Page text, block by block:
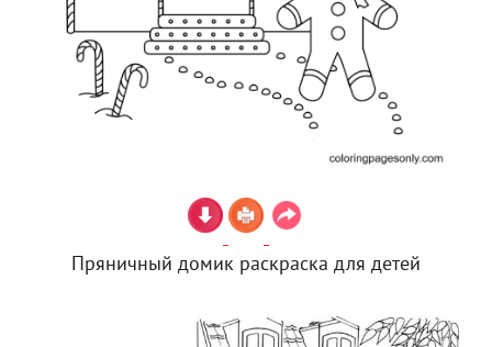
Пряничный домик раскраска для детей